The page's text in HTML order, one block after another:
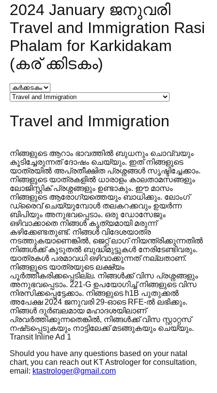
2024 January ജനുവരി
Travel and Immigration Rasi
Phalam for Karkidakam
(കര് ക്കിടകം)
Travel and Immigration
നിങ്ങളുടെ ആറാം ഭാവത്തിൽ ബുധനും ചൊവ്വയും
കൂടിച്ചേരുന്നത് ദോഷം ചെയ്യും. ഇത് നിങ്ങളുടെ
യാത്രയിൽ അപ്രതീക്ഷിത പ്രശ്നങ്ങൾ സൃഷ്ടിച്ചേക്കാം.
നിങ്ങളുടെ യാത്രകളിൽ ധാരാളം കാലതാമസങ്ങളും
ലോജിസ്റ്റിക് പ്രശ്നങ്ങളും ഉണ്ടാകും. ഈ മാസം
നിങ്ങളുടെ ആരോഗ്യത്തെയും ബാധിക്കും. ലോംഗ്
ഡ്രൈവ് ചെയ്യുമ്പോൾ തലകറക്കവും ഉയർന്ന
ബിപിയും അനുഭവപ്പെടാം. ഒരു ഡോസേജും
ഒഴിവാക്കാതെ നിങ്ങൾ കൃത്യമായി മരുന്ന്
കഴിക്കേണ്ടതുണ്ട്. നിങ്ങൾ വിദേശയാത്ര
നടത്തുകയാണെങ്കിൽ, ജെറ്റ് ലാഗ് നിയന്ത്രിക്കുന്നതിൽ
നിങ്ങൾക്ക് കൂടുതൽ ബുദ്ധിമുട്ടുകൾ നേരിടേണ്ടിവരും.
യാത്രകൾ പരമാവധി ഒഴിവാക്കുന്നത് നല്ലതാണ്.
നിങ്ങളുടെ യാത്രയുടെ ലക്ഷ്യം
പൂർത്തീകരിക്കപ്പെടില്ല. നിങ്ങൾക്ക് വിസ പ്രശ്നങ്ങളും
അനുഭവപ്പെടാം. 221-G ഉപയോഗിച്ച് നിങ്ങളുടെ വിസ
നിരസിക്കപ്പെട്ടേക്കാം. നിങ്ങളുടെ h1B പുതുക്കൽ
അപേക്ഷ 2024 ജനുവരി 29-ഓടെ RFE-ൽ ലഭിക്കും.
നിങ്ങൾ ദുർബലമായ മഹാദശയിലാണ്
പ്രവർത്തിക്കുന്നതെങ്കിൽ, നിങ്ങൾക്ക് വിസ സ്റ്റാറ്റസ്
നഷ്‌ടപ്പെടുകയും നാട്ടിലേക്ക് മടങ്ങുകയും ചെയ്യും.
Transit Inline Ad 1
Should you have any questions based on your natal
chart, you can reach out KT Astrologer for consultation,
email: ktastrologer@gmail.com